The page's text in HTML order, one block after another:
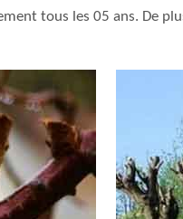
tous les 05 ans. De